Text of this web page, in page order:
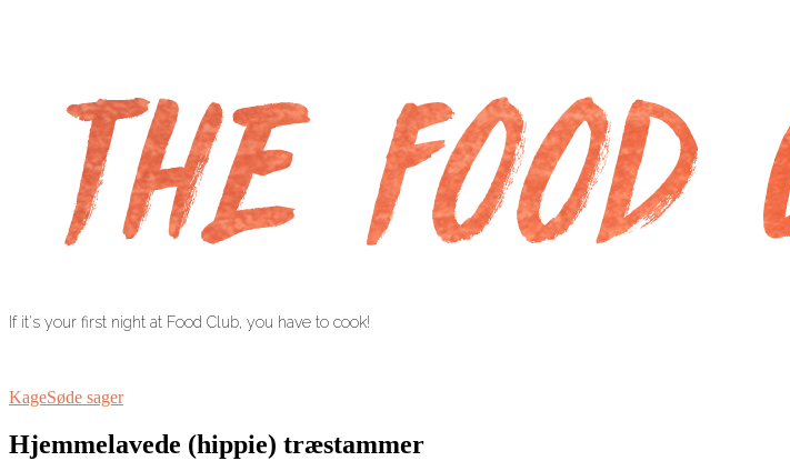
If it's your first night at Food Club, you have to cook!
KageSøde sager
Hjemmelavede (hippie) træstammer